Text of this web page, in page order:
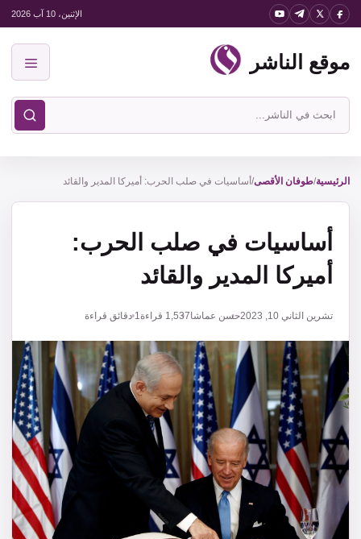
انتقل
المحتوى
الإثنين، 10 آب 2026
موقع الناشر
ابحث
في
الناشر
الرئيسية/طوفان الأقصى/ أساسيات في صلب الحرب: أميركا المدير والقائد
أساسيات في صلب الحرب:
أميركا المدير والقائد
تشرين الثاني 10, 2023 حسن عماشا1,537 قراءة1 دقائق قراءة